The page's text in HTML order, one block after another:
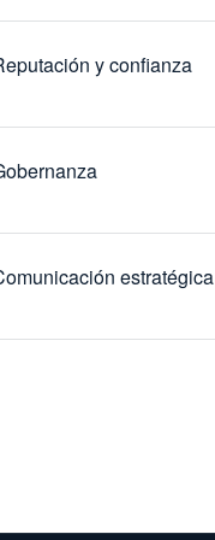
y confianza
estratégica